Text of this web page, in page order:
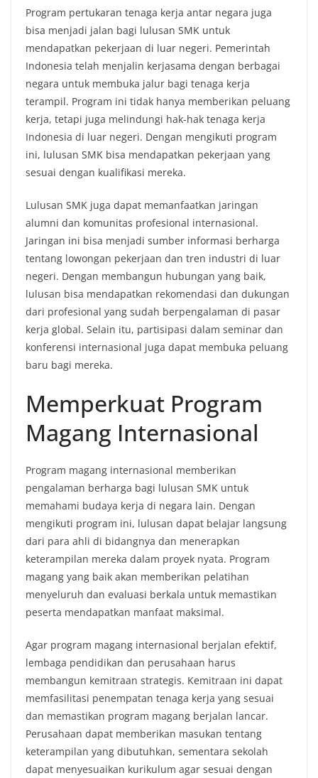
Program pertukaran tenaga kerja antar negara juga
bisa menjadi jalan bagi lulusan SMK untuk
mendapatkan pekerjaan di luar negeri. Pemerintah
Indonesia telah menjalin kerjasama dengan berbagai
negara untuk membuka jalur bagi tenaga kerja
terampil. Program ini tidak hanya memberikan peluang
kerja, tetapi juga melindungi hak-hak tenaga kerja
Indonesia di luar negeri. Dengan mengikuti program
ini, lulusan SMK bisa mendapatkan pekerjaan yang
sesuai dengan kualifikasi mereka.
Lulusan SMK juga dapat memanfaatkan jaringan
alumni dan komunitas profesional internasional.
Jaringan ini bisa menjadi sumber informasi berharga
tentang lowongan pekerjaan dan tren industri di luar
negeri. Dengan membangun hubungan yang baik,
lulusan bisa mendapatkan rekomendasi dan dukungan
dari profesional yang sudah berpengalaman di pasar
kerja global. Selain itu, partisipasi dalam seminar dan
konferensi internasional juga dapat membuka peluang
baru bagi mereka.
Memperkuat Program
Magang Internasional
Program magang internasional memberikan
pengalaman berharga bagi lulusan SMK untuk
memahami budaya kerja di negara lain. Dengan
mengikuti program ini, lulusan dapat belajar langsung
dari para ahli di bidangnya dan menerapkan
keterampilan mereka dalam proyek nyata. Program
magang yang baik akan memberikan pelatihan
menyeluruh dan evaluasi berkala untuk memastikan
peserta mendapatkan manfaat maksimal.
Agar program magang internasional berjalan efektif,
lembaga pendidikan dan perusahaan harus
membangun kemitraan strategis. Kemitraan ini dapat
memfasilitasi penempatan tenaga kerja yang sesuai
dan memastikan program magang berjalan lancar.
Perusahaan dapat memberikan masukan tentang
keterampilan yang dibutuhkan, sementara sekolah
dapat menyesuaikan kurikulum agar sesuai dengan